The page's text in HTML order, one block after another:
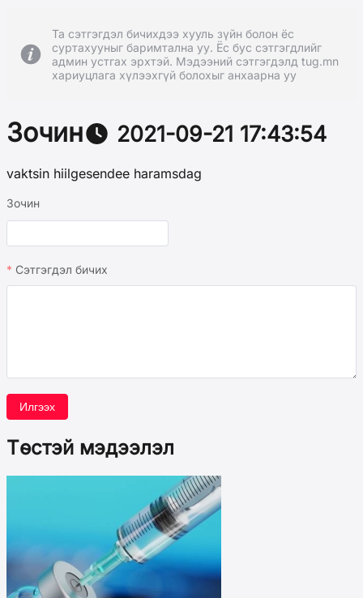
Та сэтгэгдэл бичихдээ хууль зүйн болон ёс
суртахууныг баримтална уу. Ёс бус сэтгэгдлийг
админ устгах эрхтэй. Мэдээний сэтгэгдэлд tug.mn
хариуцлага хүлээхгүй болохыг анхаарна уу
Зочин 2021-09-21 17:43:54
vaktsin hiilgesendee haramsdag
Зочин
Сэтгэгдэл бичих
Илгээх
Төстэй мэдээлэл